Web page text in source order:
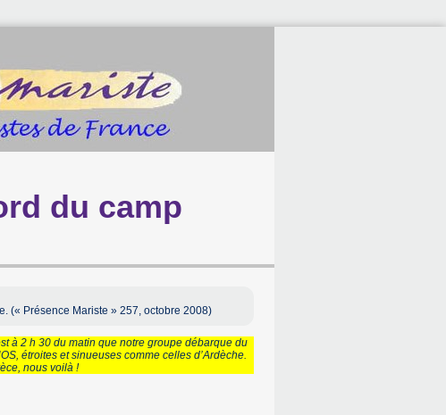
du camp
(« Présence Mariste » 257, octobre 2008)
à 2 h 30 du matin que notre groupe débarque du
étroites et sinueuses comme celles d’Ardèche.
nous voilà !